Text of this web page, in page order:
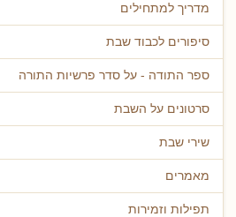
מדריך למתחילים
סיפורים לכבוד שבת
ספר התודה - על סדר פרשיות התורה
סרטונים על השבת
שירי שבת
מאמרים
תפילות וזמירות